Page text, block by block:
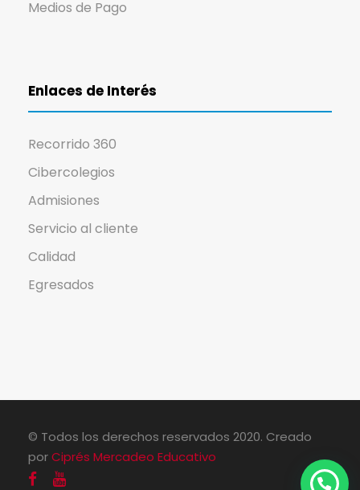
Medios de Pago
Enlaces de Interés
Recorrido 360
Cibercolegios
Admisiones
Servicio al cliente
Calidad
Egresados
© Todos los derechos reservados 2020. Creado
porCiprés Mercadeo Educativo